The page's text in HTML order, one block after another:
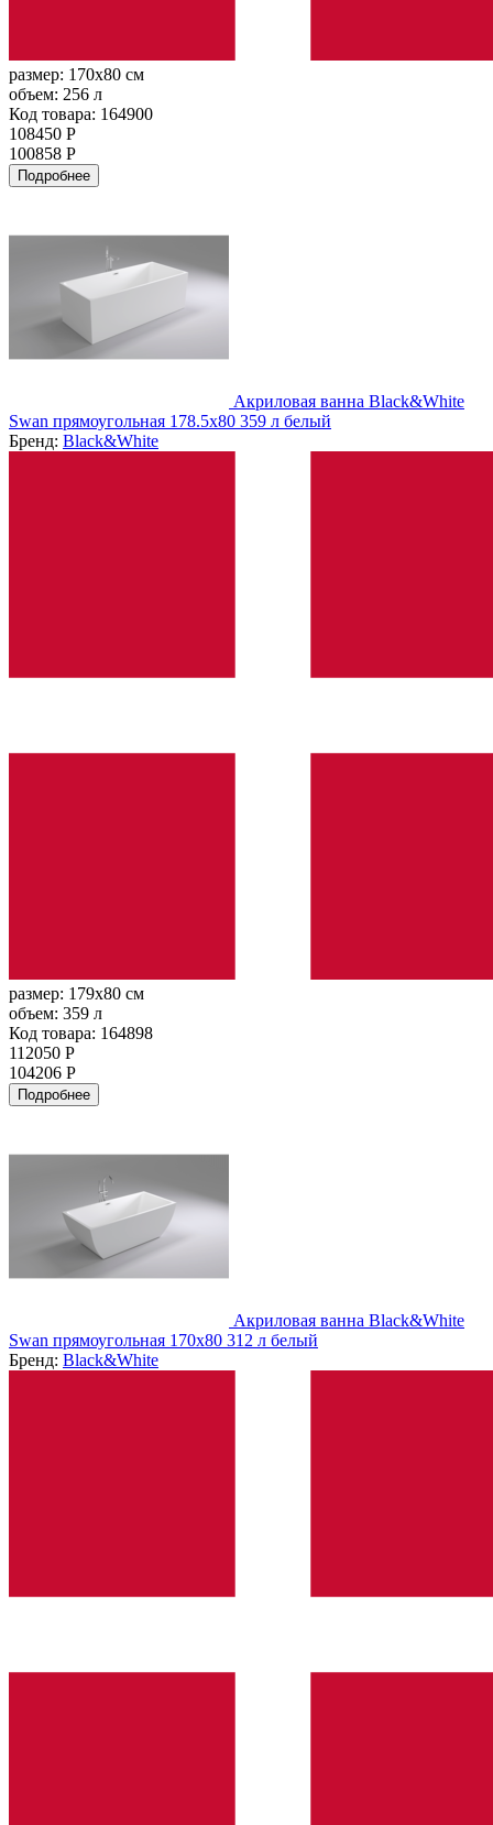
размер: 170x80 см
объем: 256 л
Код товара: 164900
108450 Р
100858 Р
Подробнее
Акриловая ванна Black&White
Swan прямоугольная 178.5х80 359 л белый
Бренд: Black&White
размер: 179x80 см
объем: 359 л
Код товара: 164898
112050 Р
104206 Р
Подробнее
Акриловая ванна Black&White
Swan прямоугольная 170х80 312 л белый
Бренд: Black&White